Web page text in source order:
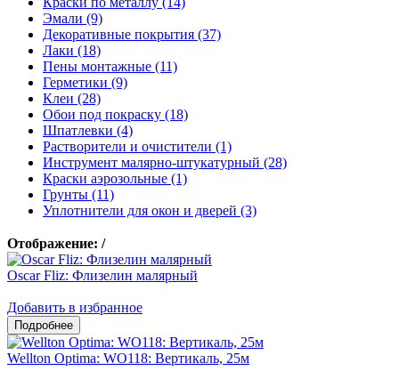
Эмали (9)
Декоративные покрытия (37)
Лаки (18)
Пены монтажные (11)
Герметики (9)
Клеи (28)
Обои под покраску (18)
Шпатлевки (4)
Растворители и очистители (1)
Инструмент малярно-штукатурный (28)
Краски аэрозольные (1)
Грунты (11)
Уплотнители для окон и дверей (3)
Отображение: /
Oscar Fliz: Флизелин малярный
Добавить в избранное
Wellton Optima: WO118: Вертикаль, 25м